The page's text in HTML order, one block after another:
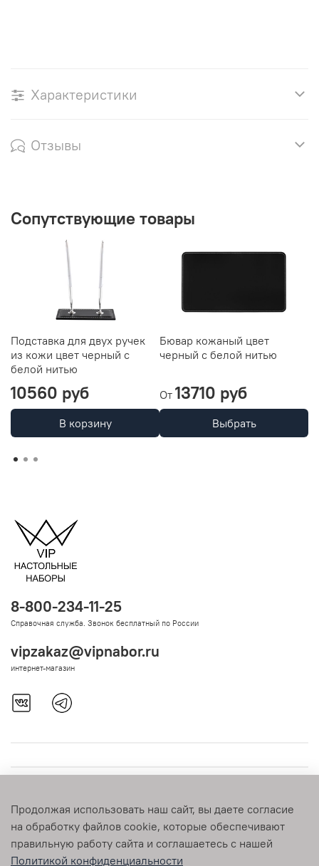
Характеристики
Отзывы
Сопутствующие товары
Подставка для двух ручек
из кожи цвет черный с
белой нитью
10560 руб
В корзину
Бювар кожаный цвет
черный с белой нитью
От 13710 руб
Выбрать
8-800-234-11-25
Справочная служба. Звонок бесплатный по России
vipzakaz@vipnabor.ru
интернет-магазин
Продолжая использовать наш сайт, вы даете согласие
на обработку файлов cookie, которые обеспечивают
правильную работу сайта и соглашаетесь с нашей
Политикой конфиденциальности